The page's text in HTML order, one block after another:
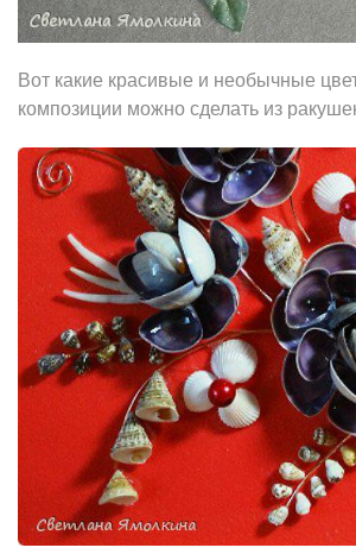
Вот какие красивые и необычные
композиции можно сделать из